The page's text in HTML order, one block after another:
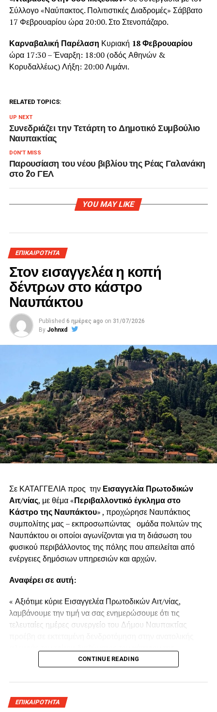
Σύλλογο «Ναύπακτος. Πολιτιστικές Διαδρομές» Σάββατο
17 Φεβρουαρίου ώρα 20:00. Στο Στενοπάζαρο.
Καρναβαλική Παρέλαση Κυριακή 18 Φεβρουαρίου
ώρα 17:30 – Έναρξη: 18:00 (οδός Αθηνών &
Κορυδαλλέως) Λήξη: 20:00 Λιμάνι.
RELATED TOPICS:
UP NEXT
Συνεδριάζει την Τετάρτη το Δημοτικό Συμβούλιο
Ναυπακτίας
DON'T MISS
Παρουσίαση του νέου βιβλίου της Ρέας Γαλανάκη
στο 2ο ΓΕΛ
YOU MAY LIKE
ΕΠΙΚΑΙΡΟΤΗΤΑ
Στον εισαγγελέα η κοπή
δέντρων στο κάστρο
Ναυπάκτου
Published 6 ημέρες ago on 31/07/2026
By Johnxd
Σε ΚΑΤΑΓΓΕΛΙΑ προς την Εισαγγελία Πρωτοδικών
Αιτ/νίας, με θέμα «Περιβαλλοντικό έγκλημα στο
Κάστρο της Ναυπάκτου» , προχώρησε Ναυπάκτιος
συμπολίτης μας – εκπροσωπώντας ομάδα πολιτών της
Ναυπάκτου οι οποίοι αγωνίζονται για τη διάσωση του
φυσικού περιβάλλοντος της πόλης που απειλείται από
ενέργειες δημόσιων υπηρεσιών και αρχών.
Αναφέρει σε αυτή:
« Αξιότιμε κύριε Εισαγγελέα Πρωτοδικών Αιτ/νίας,
λαμβάνουμε την τιμή να σας ενημερώσουμε ότι τις
τελευταίες ημέρες συνεργείο του Δήμου Ναυπακτίας
Ναυπάκτου πάνω από τη Ντάπια Τσαούς.
Παρόμοια ενέργεια πραγματοποιήθηκε και το Καλοκαίρι
αντίδραση των κατοίκων του παραδοσιακού οικισμού της
CONTINUE READING
ΕΠΙΚΑΙΡΟΤΗΤΑ